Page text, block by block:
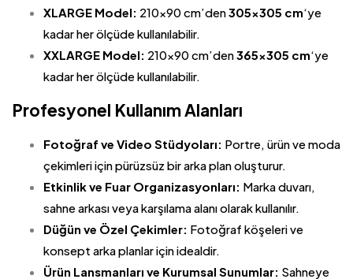
XLARGE Model: 210×90 cm’den305×305 cm‘ye
kadar her ölçüde kullanılabilir.
XXLARGE Model: 210×90 cm’den365×305 cm‘ye
kadar her ölçüde kullanılabilir.
Profesyonel Kullanım Alanları
Fotoğraf ve Video Stüdyoları: Portre, ürün ve moda
çekimleri için pürüzsüz bir arka plan oluşturur.
Etkinlik ve Fuar Organizasyonları: Marka duvarı,
sahne arkası veya karşılama alanı olarak kullanılır.
Düğün ve Özel Çekimler: Fotoğraf köşeleri ve
konsept arka planlar için idealdir.
Ürün Lansmanları ve Kurumsal Sunumlar: Sahneye